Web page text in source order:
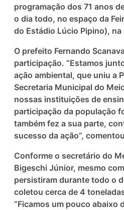
programação dos 71 anos
o dia todo, no espaço da
do Estádio Lúcio Pipino),
O prefeito Fernando
participação. “Estamos
ação ambiental, que uniu a
Secretaria Municipal do
nossas instituições de
participação da população
também fez a sua parte,
sucesso da ação”,
Conforme o secretário do
Bigeschi Júnior, mesmo
persistiram durante todo o
coletou cerca de 4
“Ficamos um pouco abaixo